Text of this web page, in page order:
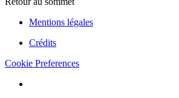
Mentions légales
Crédits
Cookie Preferences